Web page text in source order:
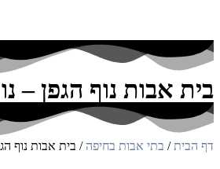
בית אבות נוף הגפן –
דף הבית / בתי אבות בחיפה / בית אבות נוף